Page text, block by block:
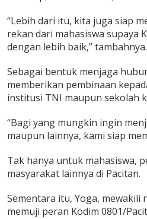
K
r
i
k
!
“Lebih dari itu, kita juga siap
rekan dari mahasiswa supaya
dengan lebih baik,” tambahnya.
Sebagai bentuk menjaga
memberikan pembinaan
institusi TNI maupun sekolah
“Bagi yang mungkin ingin
maupun lainnya, kami siap
Tak hanya untuk mahasiswa,
masyarakat lainnya di Pacitan.
Sementara itu, Yoga, mewakili
memuji peran Kodim 0801/